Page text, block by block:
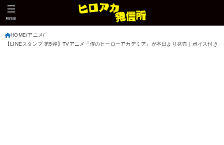
MENU
HOME アニメ
【LINEスタンプ 第5弾】TVアニメ『僕のヒーローアカデミア』が本日より発売｜ボイス付き